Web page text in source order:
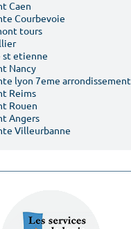
Chercher
Caen
Courbevoie
tours
st etienne
Nancy
lyon 7eme arrondissement
Reims
Rouen
Angers
Villeurbanne